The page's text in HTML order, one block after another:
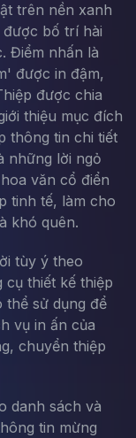
trên nền xanh
bố trí hài
Điểm nhấn là
được in đậm,
được chia
thiệu mục đích
thông tin chi tiết
những lời ngỏ
văn cổ điển
tinh tế, làm cho
khó quên.
tùy ý theo
cụ thiết kế thiệp
thể sử dụng để
vụ in ấn của
chuyển thiệp
danh sách và
tin mừng